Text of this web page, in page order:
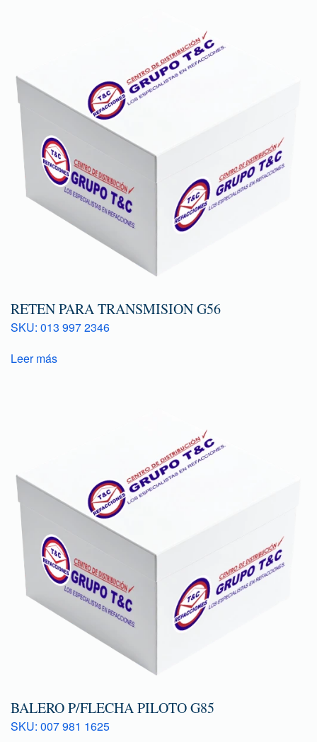
RETEN PARA TRANSMISION G56
SKU: 013 997 2346
Leer más
BALERO P/FLECHA PILOTO G85
SKU: 007 981 1625